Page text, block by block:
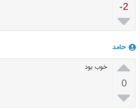
-2

حامد

0

خوب بود